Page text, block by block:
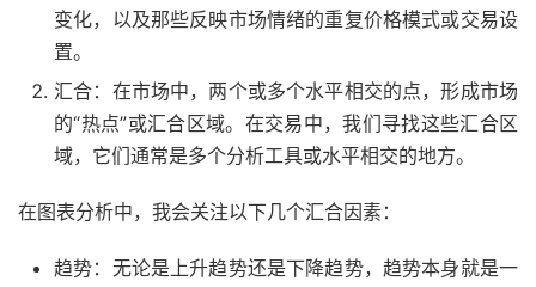
变化，以及那些反映市场情绪的重复价格模式或交易设
置。
汇合：在市场中，两个或多个水平相交的点，形成市场
的“热点”或汇合区域。在交易中，我们寻找这些汇合区
域，它们通常是多个分析工具或水平相交的地方。
在图表分析中，我会关注以下几个汇合因素：
趋势：无论是上升趋势还是下降趋势，趋势本身就是一